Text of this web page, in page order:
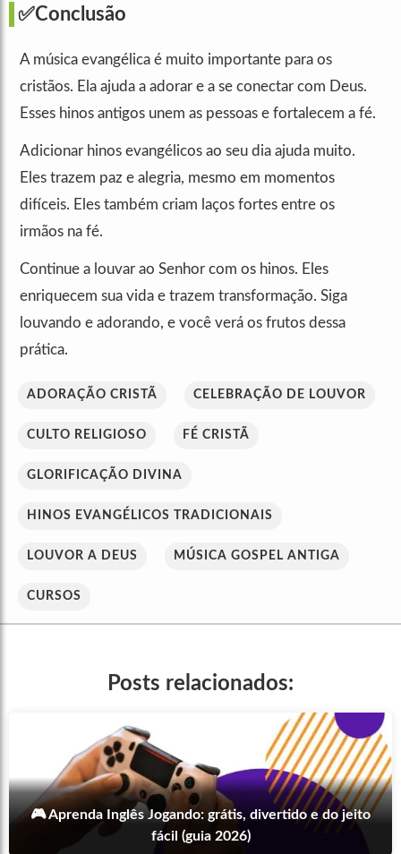
✅Conclusão
A música evangélica é muito importante para os
cristãos. Ela ajuda a adorar e a se conectar com Deus.
Esses hinos antigos unem as pessoas e fortalecem a fé.
Adicionar hinos evangélicos ao seu dia ajuda muito.
Eles trazem paz e alegria, mesmo em momentos
difíceis. Eles também criam laços fortes entre os
irmãos na fé.
Continue a louvar ao Senhor com os hinos. Eles
enriquecem sua vida e trazem transformação. Siga
louvando e adorando, e você verá os frutos dessa
prática.
ADORAÇÃO CRISTÃ CELEBRAÇÃO DE LOUVOR
CULTO RELIGIOSO FÉ CRISTÃ
GLORIFICAÇÃO DIVINA
HINOS EVANGÉLICOS TRADICIONAIS
LOUVOR A DEUS MÚSICA GOSPEL ANTIGA
CURSOS
Posts relacionados:
🎮 Aprenda Inglês Jogando: grátis, divertido e do jeito
fácil (guia 2026)